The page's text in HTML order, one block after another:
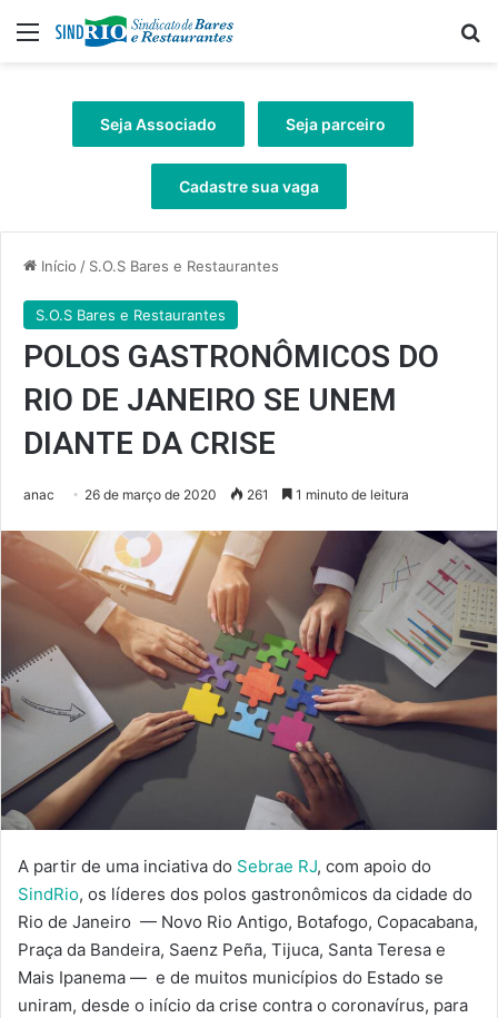
Menu
Seja Associado Seja parceiro
Cadastre sua vaga
Início / S.O.S Bares e Restaurantes
S.O.S Bares e Restaurantes
POLOS GASTRONÔMICOS DO
RIO DE JANEIRO SE UNEM
DIANTE DA CRISE
anac 26 de março de 2020 261 1 minuto de leitura
A partir de uma inciativa do Sebrae RJ, com apoio do
SindRio, os líderes dos polos gastronômicos da cidade do
Rio de Janeiro — Novo Rio Antigo, Botafogo, Copacabana,
Praça da Bandeira, Saenz Peña, Tijuca, Santa Teresa e
Mais Ipanema — e de muitos municípios do Estado se
uniram, desde o início da crise contra o coronavírus, para